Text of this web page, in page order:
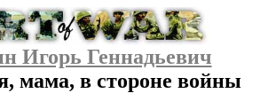
Игорь Геннадьевич
мама, в стороне войны